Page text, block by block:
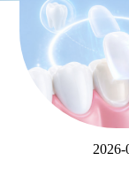
醫療新聞
種植牙 dental
箍牙
收費標準
2026-